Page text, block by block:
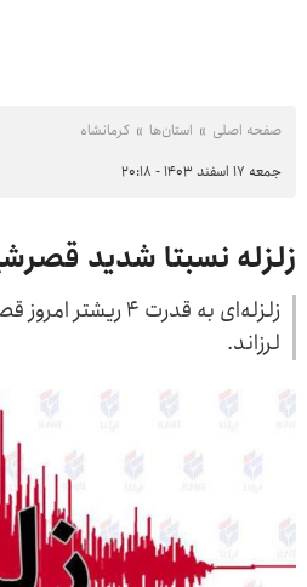
صفحه اصلی استان‌ها کرمانشاه
جمعه ۱۷ اسفند ۱۴۰۳ - ۲۰:۱۸
زلزله نسبتا شدید
زلزله‌ای به قدرت ۴
لرزاند.